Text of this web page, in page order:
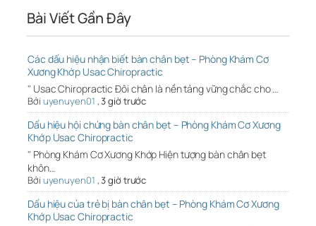
Bài Viết Gần Đây
Các dấu hiệu nhận biết bàn chân bẹt – Phòng Khám Cơ
Xương Khớp Usac Chiropractic
" Usac Chiropractic Đôi chân là nền tảng vững chắc cho …
Bởi uyenuyen01 ,3 giờ trước
Dấu hiệu hội chứng bàn chân bẹt – Phòng Khám Cơ Xương
Khớp Usac Chiropractic
" Phòng Khám Cơ Xương Khớp Hiện tượng bàn chân bẹt
khôn…
Bởi uyenuyen01 ,3 giờ trước
Dấu hiệu của trẻ bị bàn chân bẹt – Phòng Khám Cơ Xương
Khớp Usac Chiropractic